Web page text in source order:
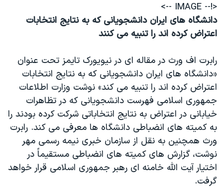
<!-- IMAGE -->
دانشگاه های ايران دانشجويانی که به نتايج انتخابات
اعتراض کرده اند را تنبيه می کنند
رابرت اف ورث در مقاله ای در نيويورک تايمز تحت عنوان
«دانشگاه های ايران دانشجويانی که به نتايج انتخابات
اعتراض کرده اند را تنبيه می کند» نوشت وزارت اطلاعات
جمهوری اسلامی فهرست دانشجويانی که در تظاهرات
خيابانی در اعتراض به نتايج انتخاباتی شرکت کرده بودند را
به کميته های انضباطی دانشگاه ها معرفی می کند. رابرت
ورث همچنين به نقل از سازمان خبری نيمه رسمی مهر
نوشت، گزارش های کميته های انضباطی مستقيماً در
اختيار آيت الله خامنه ای رهبر جمهوری اسلامی قرار خواهد
گرفت.